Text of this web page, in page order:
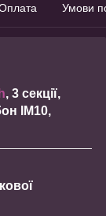
Умови
, 3 секції,
IM10,